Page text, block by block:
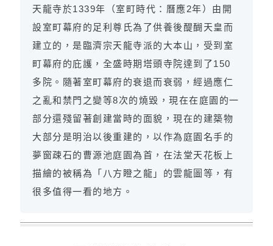
天龍寺於1339年（室町時代：曆應2年）由開
設室町幕府的足利尊氏為了供養後醍醐天皇而
建立的，是臨濟宗天龍寺派的大本山，受到室
町幕府的庇護，全盛時期塔頭寺院達到了150
多院。隨著室町幕府的衰退而衰弱，經過應仁
之亂和禁門之變等8次的燒毀，現在在庭園的一
部分還殘留著創建當時的面貌，現在的建築物
大部分是明治以後重建的，以作為庭園名手的
夢窗疎石的曹源池庭園為首，在法堂天花板上
描繪的被稱為「八方瞪之龍」的雲龍圖等，有
很多值得一看的地方。